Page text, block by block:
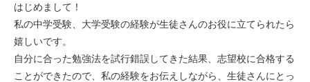
はじめまして！
私の中学受験、大学受験の経験が生徒さんのお役に立てられたら
嬉しいです。
自分に合った勉強法を試行錯誤してきた結果、志望校に合格する
ことができたので、私の経験をお伝えしながら、生徒さんにとっ